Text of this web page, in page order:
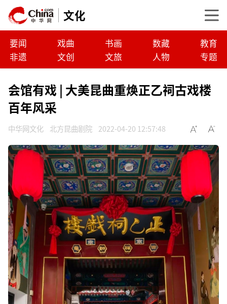
文化
要闻 戏曲 书画 数藏
教育
非遗
文创 文旅 人物 专题
会馆有戏 | 大美昆曲重焕正乙祠古戏楼
百年风采
中华网文化 北方昆曲剧院 2022-04-20 12:57:48